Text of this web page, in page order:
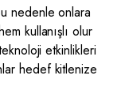
nedenle onlara
kullanışlı olur
etkinlikleri
hedef kitlenize